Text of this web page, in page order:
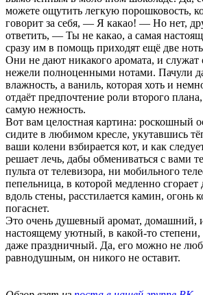
можете ощутить легкую порошковость,
говорит за себя, — Я какао! — Но нет,
ответить, — Ты не какао, а самая
сразу им в помощь приходят ещё две
Они не дают никакого аромата, и служат
нежели полноценными нотами. Пачули
влажность, а ваниль, которая хоть и
отдаёт предпочтение роли второго
самую нежность.
Вот вам целостная картина: роскошный
сидите в любимом кресле, укутавшись
ваши колени взбирается кот, и как
решает лечь, дабы обмениваться с вами
пульта от телевизора, ни мобильного
пепельница, в которой медленно сгорает
вдоль стены, расстилается камин, огонь
погаснет.
Это очень душевный аромат, домашний,
настоящему уютный, в какой-то степени,
даже праздничный. Да, его можно не
равнодушным, он никого не оставит.